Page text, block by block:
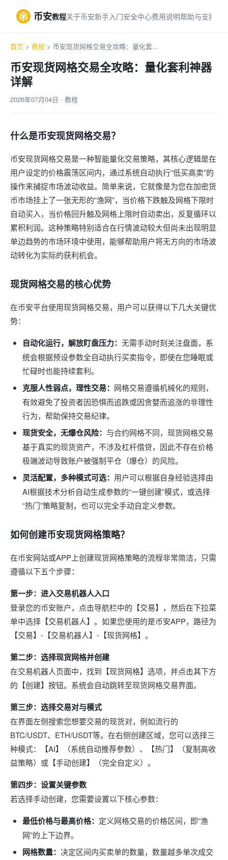
币安教程关于币安新手入门安全中心费用说明帮助与支持
首页 > 教程 > 币安现货网格交易全攻略：量化套...
币安现货网格交易全攻略：量化套利神器
详解
2026年07月04日 · 教程
什么是币安现货网格交易？
币安现货网格交易是一种智能量化交易策略，其核心逻辑是在
用户设定的价格震荡区间内，通过系统自动执行“低买高卖”的
操作来捕捉市场波动收益。简单来说，它就像是为您在加密货
币市场挂上了一张无形的“渔网”，当价格下跌触及网格下限时
自动买入，当价格回升触及网格上限时自动卖出，反复循环以
累积利润。这种策略特别适合在行情波动较大但尚未出现明显
单边趋势的市场环境中使用，能够帮助用户将无方向的市场波
动转化为实际的获利机会。
现货网格交易的核心优势
在币安平台使用现货网格交易，用户可以获得以下几大关键优
势：
自动化运行，解放盯盘压力： 无需手动时刻关注盘面，系
统会根据预设参数全自动执行买卖指令，即使在您睡眠或
忙碌时也能持续套利。
克服人性弱点，理性交易： 网格交易遵循机械化的规则，
有效避免了投资者因恐惧而追跌或因贪婪而追涨的非理性
行为，帮助保持交易纪律。
现货安全，无爆仓风险： 与合约网格不同，现货网格交易
基于真实的现货资产，不涉及杠杆借贷，因此不存在价格
极端波动导致账户被强制平仓（爆仓）的风险。
灵活配置，多种模式可选： 用户可以根据自身经验选择由
AI根据技术分析自动生成参数的“一键创建”模式，或选择
“热门”策略复制，也可以完全手动自定义参数。
如何创建币安现货网格策略？
在币安网站或APP上创建现货网格策略的流程非常简洁，只需
遵循以下五个步骤：
第一步：进入交易机器人入口
登录您的币安账户，点击导航栏中的【交易】，然后在下拉菜
单中选择【交易机器人】。如果您使用的是币安APP，路径为
【交易】-【交易机器人】-【现货网格】。
第二步：选择现货网格并创建
在交易机器人页面中，找到【现货网格】选项，并点击其下方
的【创建】按钮。系统会自动跳转至现货网格交易界面。
第三步：选择交易对与模式
在界面左侧搜索您想要交易的现货对，例如流行的
BTC/USDT、ETH/USDT等。在右侧创建区域，您可以选择三
种模式：【AI】（系统自动推荐参数）、【热门】（复制高收
益策略）或【手动创建】（完全自定义）。
第四步：设置关键参数
若选择手动创建，您需要设置以下核心参数：
最低价格与最高价格： 定义网格交易的价格区间，即“渔
网”的上下边界。
网格数量： 决定区间内买卖单的数量，数量越多单次成交